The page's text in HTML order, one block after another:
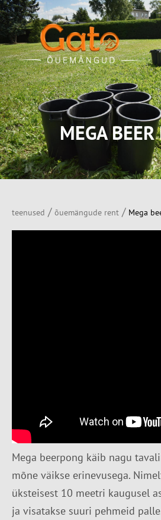
MEGA BEER
teenused / õuemängude rent / Mega
Mega beerpong käib nagu
mõne väikse erinevusega.
üksteisest 10 meetri kaugusel
ja visatakse suuri pehmeid